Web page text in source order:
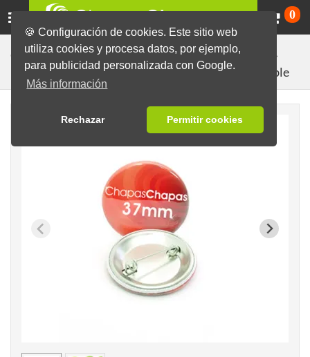
🍪 Configuración de cookies. Este sitio web
utiliza cookies y procesa datos, por ejemplo,
para publicidad personalizada con Google.
Más información
Rechazar Permitir cookies
0
Chapas listas con diseños diversos Chapas en blanco
Chapas con imperdible
< /picture>